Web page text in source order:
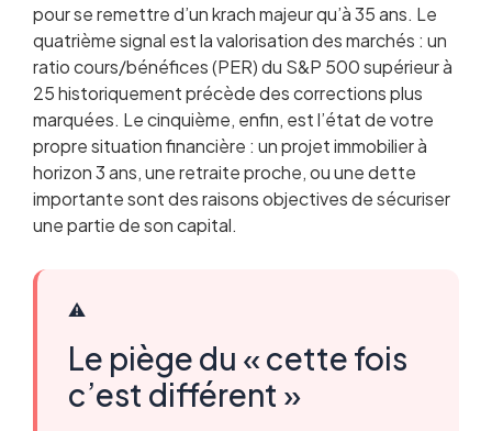
pour se remettre d’un krach majeur qu’à 35 ans. Le
quatrième signal est la valorisation des marchés : un
ratio cours/bénéfices (PER) du S&P 500 supérieur à
25 historiquement précède des corrections plus
marquées. Le cinquième, enfin, est l’état de votre
propre situation financière : un projet immobilier à
horizon 3 ans, une retraite proche, ou une dette
importante sont des raisons objectives de sécuriser
une partie de son capital.
⚠️
Le piège du « cette fois
c’est différent »